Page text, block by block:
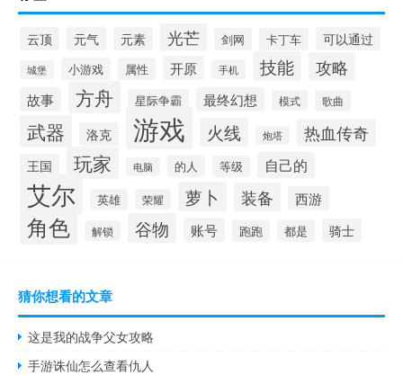
云顶 元气 元素 光芒 剑网 卡丁车 可以通过
城堡 小游戏 属性 开原 手机 技能 攻略
故事 方舟 星际争霸 最终幻想 模式 歌曲
武器 洛克 游戏 火线 炮塔 热血传奇
王国 玩家 电脑 的人 等级 自己的
艾尔 英雄 荣耀 萝卜 装备 西游
角色 解锁 谷物 账号 跑跑 都是 骑士
猜你想看的文章
这是我的战争父女攻略
手游诛仙怎么查看仇人